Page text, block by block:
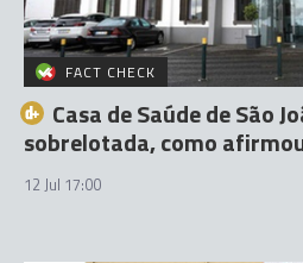
FACT CHECK
Casa de Saúde de São
sobrelotada, como
12 Jul 17:00